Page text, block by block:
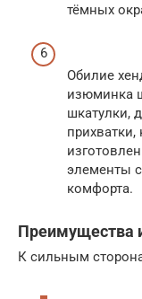
тёмных
Обилие
изюминка
шкатулки,
элементы
комфорта.
Преимущества
К сильным